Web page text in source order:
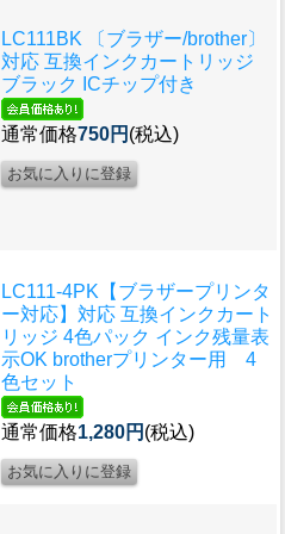
LC111BK 〔ブラザー/brother〕
対応 互換インクカートリッジ
ブラック ICチップ付き
通常価格750円 (税込)
LC111-4PK【ブラザープリンタ
ー対応】対応 互換インクカート
リッジ 4色パック インク残量表
示OK brotherプリンター用 4
色セット
通常価格1,280円 (税込)